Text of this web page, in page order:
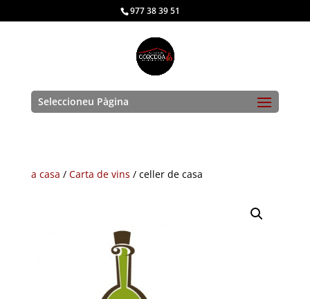
977 38 39 51
Seleccioneu Pàgina
a casa / Carta de vins / celler de casa